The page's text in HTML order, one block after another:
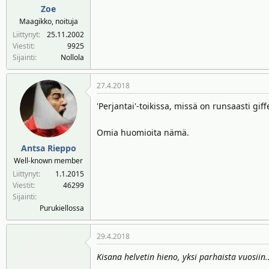
Zoe
Maagikko, noituja
Liittynyt
25.11.2002
Viestit
9925
Sijainti
Nollola
Antsa Rieppo
Well-known member
Liittynyt
1.1.2015
Viestit
46299
Sijainti
Purukiellossa
27.4.2018
'Perjantai'-toikissa, missä on runsaasti
Omia huomioita nämä.
29.4.2018
Kisana helvetin hieno, yksi parhaista